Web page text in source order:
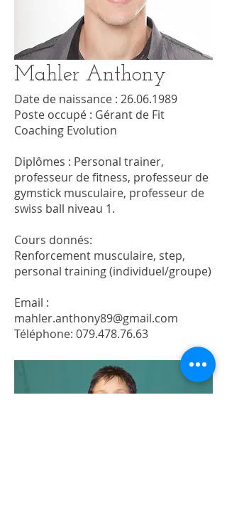
Mahler Anthony
Date de naissance : 26.06.1989
Poste occupé : Gérant de Fit
Coaching Evolution
Diplômes : Personal trainer,
professeur de fitness, professeur de
gymstick musculaire, professeur de
swiss ball niveau 1.
Cours donnés:
Renforcement musculaire, step,
personal training (individuel/groupe)
Email :
mahler.anthony89@gmail.com
Téléphone: 079.478.76.63